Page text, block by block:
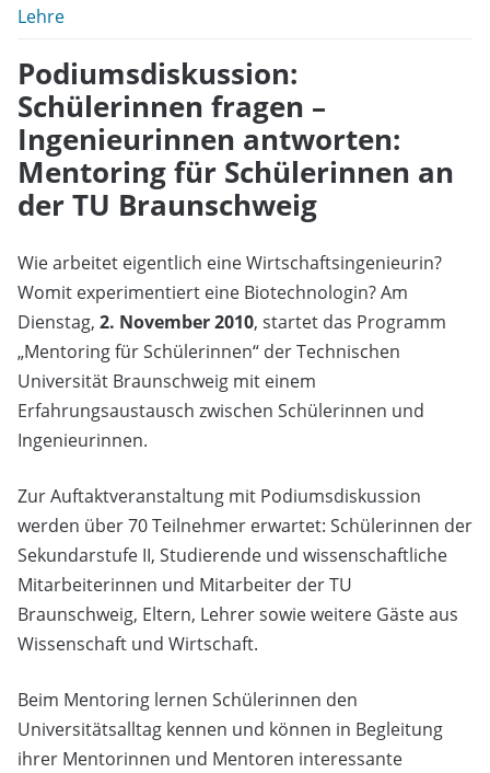
Lehre
Podiumsdiskussion:
Schülerinnen fragen –
Ingenieurinnen antworten:
Mentoring für Schülerinnen an
der TU Braunschweig
Wie arbeitet eigentlich eine Wirtschaftsingenieurin?
Womit experimentiert eine Biotechnologin? Am
Dienstag, 2. November 2010, startet das Programm
„Mentoring für Schülerinnen“ der Technischen
Universität Braunschweig mit einem
Erfahrungsaustausch zwischen Schülerinnen und
Ingenieurinnen.
Zur Auftaktveranstaltung mit Podiumsdiskussion
werden über 70 Teilnehmer erwartet: Schülerinnen der
Sekundarstufe II, Studierende und wissenschaftliche
Mitarbeiterinnen und Mitarbeiter der TU
Braunschweig, Eltern, Lehrer sowie weitere Gäste aus
Wissenschaft und Wirtschaft.
Beim Mentoring lernen Schülerinnen den
Universitätsalltag kennen und können in Begleitung
ihrer Mentorinnen und Mentoren interessante